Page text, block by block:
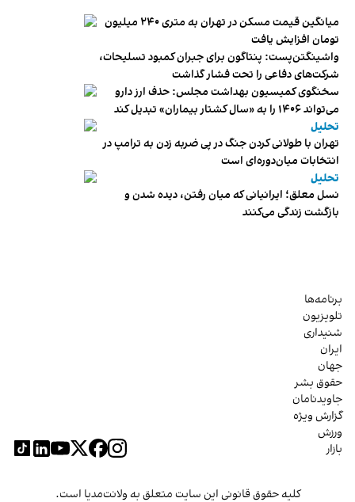
میانگین قیمت مسکن در تهران به متری ۲۴۰ میلیون
تومان افزایش یافت
واشینگتن‌پست: پنتاگون برای جبران کمبود تسلیحات،
شرکت‌های دفاعی را تحت فشار گذاشت
سخنگوی کمیسیون بهداشت مجلس: حذف ارز دارو
می‌تواند ۱۴۰۶ را به «سال کشتار بیماران» تبدیل کند
تحلیل
تهران با طولانی کردن جنگ در پی ضربه زدن به ترامپ در
انتخابات میان‌دوره‌ای است
تحلیل
نسل معلق؛ ایرانیانی که میان رفتن، دیده شدن و
بازگشت زندگی می‌کنند
برنامه‌ها
تلویزیون
شنیداری
ایران
جهان
حقوق بشر
جاویدنامان
گزارش ویژه
ورزش
بازار
کلیه حقوق قانونی این سایت متعلق به ولانت‌مدیا است.